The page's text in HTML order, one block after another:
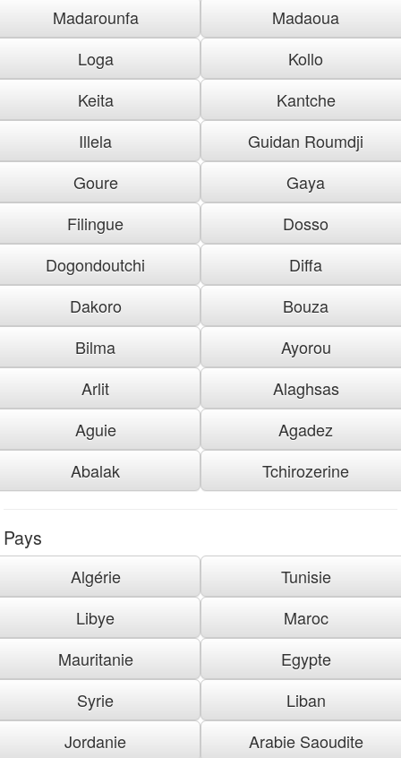
Madarounfa
Madaoua
Loga
Kollo
Keita
Kantche
Illela
Guidan Roumdji
Goure
Gaya
Filingue
Dosso
Dogondoutchi
Diffa
Dakoro
Bouza
Bilma
Ayorou
Arlit
Alaghsas
Aguie
Agadez
Abalak
Tchirozerine
Pays
Algérie
Tunisie
Libye
Maroc
Mauritanie
Egypte
Syrie
Liban
Jordanie
Arabie Saoudite